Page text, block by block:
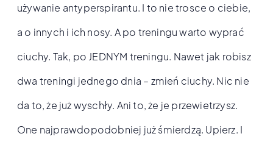
używanie antyperspirantu. I to nie trosce o ciebie,
a o innych i ich nosy. A po treningu warto wyprać
ciuchy. Tak, po JEDNYM treningu. Nawet jak robisz
dwa treningi jednego dnia – zmień ciuchy. Nic nie
da to, że już wyschły. Ani to, że je przewietrzysz.
One najprawdopodobniej już śmierdzą. Upierz. I